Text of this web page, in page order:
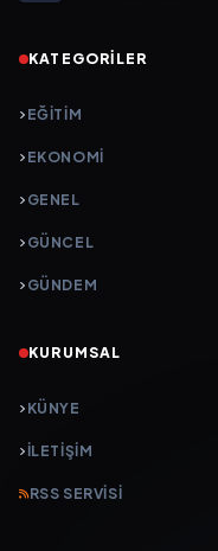
KATEGORILER
EĞITIM
EKONOMI
GENEL
GÜNCEL
GÜNDEM
KURUMSAL
KÜNYE
İLETIŞIM
RSS SERVISI